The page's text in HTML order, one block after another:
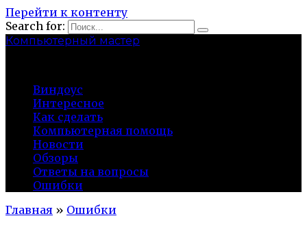
Перейти к контенту
Search for:
Компьютерный мастер
Виндоус
Интересное
Как сделать
Компьютерная помощь
Новости
Обзоры
Ответы на вопросы
Ошибки
Главная » Ошибки